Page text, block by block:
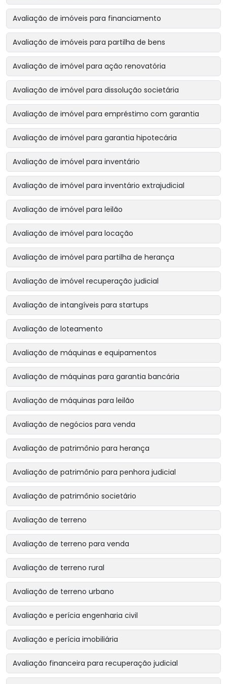
Avaliação de imóveis para financiamento
Avaliação de imóveis para partilha de bens
Avaliação de imóvel para ação renovatória
Avaliação de imóvel para dissolução societária
Avaliação de imóvel para empréstimo com garantia
Avaliação de imóvel para garantia hipotecária
Avaliação de imóvel para inventário
Avaliação de imóvel para inventário extrajudicial
Avaliação de imóvel para leilão
Avaliação de imóvel para locação
Avaliação de imóvel para partilha de herança
Avaliação de imóvel recuperação judicial
Avaliação de intangíveis para startups
Avaliação de loteamento
Avaliação de máquinas e equipamentos
Avaliação de máquinas para garantia bancária
Avaliação de máquinas para leilão
Avaliação de negócios para venda
Avaliação de patrimônio para herança
Avaliação de patrimônio para penhora judicial
Avaliação de patrimônio societário
Avaliação de terreno
Avaliação de terreno para venda
Avaliação de terreno rural
Avaliação de terreno urbano
Avaliação e perícia engenharia civil
Avaliação e perícia imobiliária
Avaliação financeira para recuperação judicial